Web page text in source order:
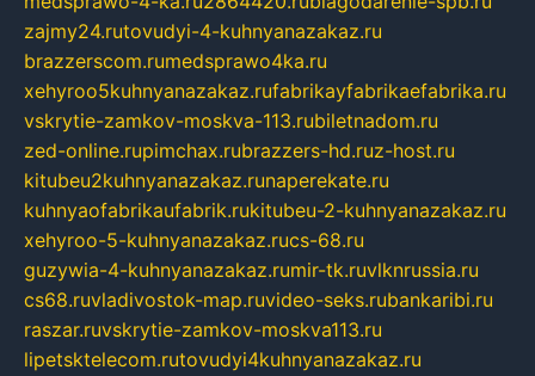
zajmy24.rutovudyi-4-kuhnyanazakaz.ru
brazzerscom.rumedsprawo4ka.ru
xehyroo5kuhnyanazakaz.rufabrikayfabrikaefabrika.ru
vskrytie-zamkov-moskva-113.rubiletnadom.ru
zed-online.rupimchax.rubrazzers-hd.ruz-host.ru
kitubeu2kuhnyanazakaz.runaperekate.ru
kuhnyaofabrikaufabrik.rukitubeu-2-kuhnyanazakaz.ru
xehyroo-5-kuhnyanazakaz.rucs-68.ru
guzywia-4-kuhnyanazakaz.rumir-tk.ruvlknrussia.ru
cs68.ruvladivostok-map.ruvideo-seks.rubankaribi.ru
raszar.ruvskrytie-zamkov-moskva113.ru
lipetsktelecom.rutovudyi4kuhnyanazakaz.ru